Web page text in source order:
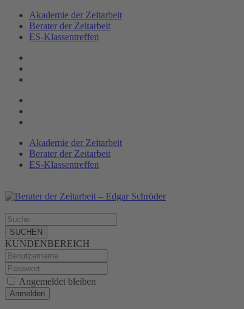
Akademie der Zeitarbeit
Berater der Zeitarbeit
ES-Klassen­treffen
Akademie der Zeitarbeit
Berater der Zeitarbeit
ES-Klassentreffen
SUCHEN
KUNDENBEREICH
Angemeldet bleiben
Anmelden